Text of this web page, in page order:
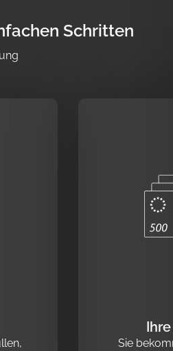
Schritten
Sie